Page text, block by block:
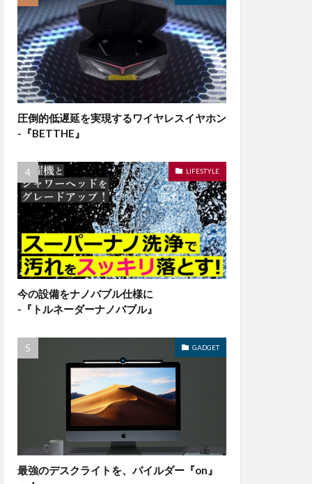
圧倒的低遅延を実現するワイヤレスイヤホン
-『BETTHE』
LIFESTYLE
今の設備をナノバブル仕様に
-『トルネーダーナノバブル』
GADGET
最強のデスクライトを、パイルダー『on』